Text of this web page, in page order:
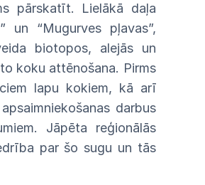
pārskatīt. Lielākā
daļa
un “Mugurves pļavas”,
biotopos, alejās un
koku attēnošana. Pirms
lapu kokiem, kā arī
apsaimniekošanas darbus
Jāpēta reģionālās
par šo sugu un tās